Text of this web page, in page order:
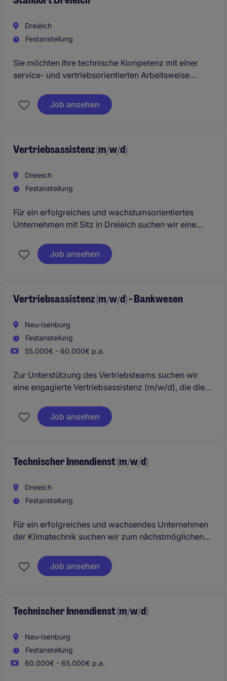
Dreieich
Festanstellung
Sie möchten Ihre technische Kompetenz mit einer
service- und vertriebsorientierten Arbeitsweise
Bereich der technischen Gebäudeausrüstung suchen
wir zum nächstmöglichen Zeitpunkt einen
Job ansehen
Vertriebsassistenz (m/w/d)
Dreieich
Festanstellung
Für ein erfolgreiches und wachstumsorientiertes
Unternehmen mit Sitz in Dreieich suchen wir eine
Vertriebsteam im Tagesgeschäft professionell
unterstützt. In dieser abwechslungsreichen Position
einem reibungslosen Vertriebsprozess bei.
Job ansehen
Vertriebsassistenz (m/w/d) - Bankwesen
Neu-Isenburg
Festanstellung
55.000€ - 60.000€ p.a.
Zur Unterstützung des Vertriebsteams suchen wir
eine engagierte Vertriebsassistenz (m/w/d), die die
Prozesse zuverlässig steuert und idealerweise
bereits Erfahrung mit dem Bankensystem
Job ansehen
Technischer Innendienst (m/w/d)
Dreieich
Festanstellung
Für ein erfolgreiches und wachsendes Unternehmen
der Klimatechnik suchen wir zum nächstmöglichen
Standort Frankfurt. In dieser vielseitigen Position
verbinden Sie technisches Know-how mit
anspruchsvoller Projekte.
Job ansehen
Technischer Innendienst (m/w/d)
Neu-Isenburg
Festanstellung
60.000€ - 65.000€ p.a.